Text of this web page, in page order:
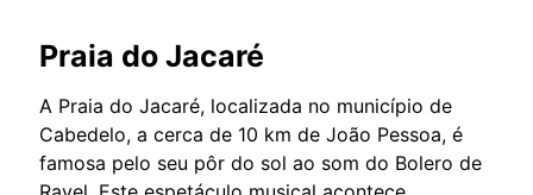
Praia do Jacaré
A Praia do Jacaré, localizada no município de
Cabedelo, a cerca de 10 km de João Pessoa, é
famosa pelo seu pôr do sol ao som do Bolero de